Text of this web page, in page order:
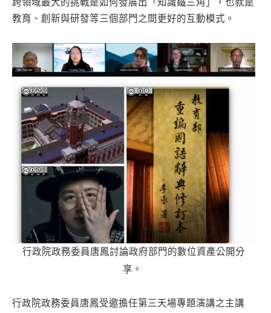
跨領域最大的挑戰是如何發展出「知識鐵三角」，也就是
教育、創新與研發等三個部門之間更好的互動模式。
行政院政務委員唐鳳討論政府部門的數位資產公開分
享。
行政院政務委員唐鳳受邀擔任第三天場專題演講之主講